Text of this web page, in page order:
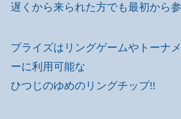
遅くから来られた方でも最初から
プライズはリングゲームやトーナ
ーに利用可能な
ひつじのゆめのリングチップ!!